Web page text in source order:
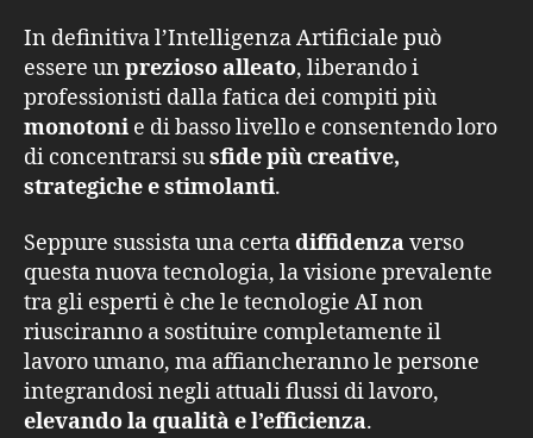
In definitiva l’Intelligenza Artificiale può
essere un prezioso alleato, liberando i
professionisti dalla fatica dei compiti più
monotoni e di basso livello e consentendo loro
di concentrarsi susfide più creative,
strategiche e stimolanti.
Seppure sussista una certadiffidenzaverso
questa nuova tecnologia, la visione prevalente
tra gli esperti è che le tecnologie AI non
riusciranno a sostituire completamente il
lavoro umano, ma affiancheranno le persone
integrandosi negli attuali flussi di lavoro,
elevando la qualità e l’efficienza.